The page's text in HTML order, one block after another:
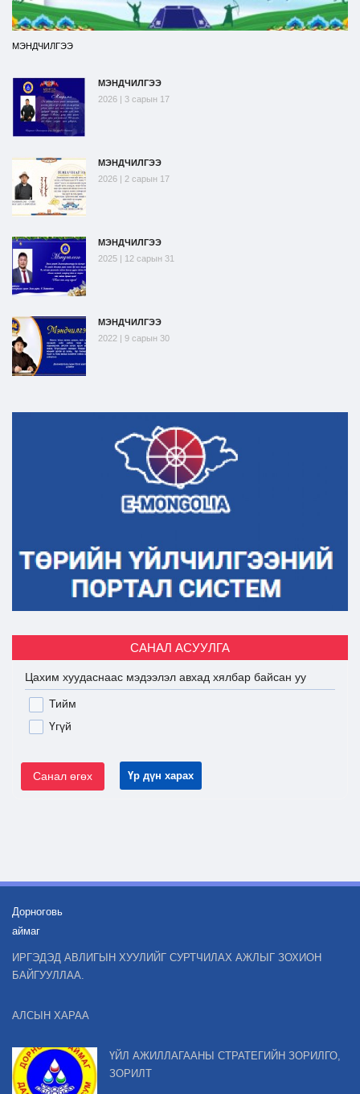
МЭНДЧИЛГЭЭ
МЭНДЧИЛГЭЭ
2026 | 3 сарын 17
МЭНДЧИЛГЭЭ
2026 | 2 сарын 17
МЭНДЧИЛГЭЭ
2025 | 12 сарын 31
МЭНДЧИЛГЭЭ
2022 | 9 сарын 30
САНАЛ АСУУЛГА
Цахим хуудаснаас мэдээлэл авхад хялбар байсан уу
Тийм
Үгүй
Санал өгөх Үр дүн харах
Дорноговь
аймаг
ИРГЭДЭД АВЛИГЫН ХУУЛИЙГ СУРТЧИЛАХ АЖЛЫГ ЗОХИОН
БАЙГУУЛЛАА.
АЛСЫН ХАРАА
ҮЙЛ АЖИЛЛАГААНЫ СТРАТЕГИЙН ЗОРИЛГО,
ЗОРИЛТ